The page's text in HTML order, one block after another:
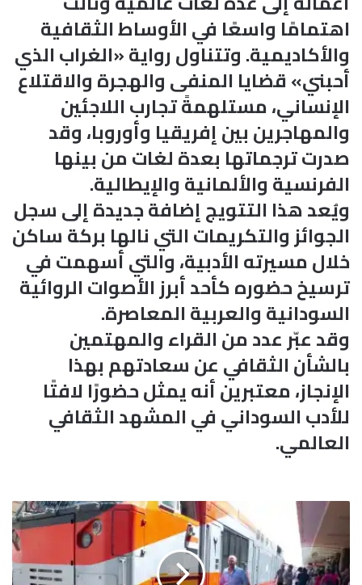
اهتمامًا واسعًا في الأوساط الثقافية
والأكاديمية. وتتناول رواية «الغراب الذي
أحبني» قضايا المنفى والهجرة والاقتلاع
الإنساني، مستلهمةً تجارب اللاجئين
والمهاجرين بين إفريقيا وأوروبا، وقد
صدرت ترجماتها بعدة لغات من بينها
الفرنسية والألمانية والإيطالية.
ويُعد هذا التتويج إضافة جديدة إلى سجل
الجوائز والتكريمات التي نالها بركة ساكن
خلال مسيرته الأدبية، والتي أسهمت في
ترسيخ حضوره كأحد أبرز الأصوات الروائية
السودانية والعربية المعاصرة.
وقد عبّر عدد من القراء والمهتمين
بالشأن الثقافي عن سعادتهم بهذا
الإنجاز، معتبرين أنه يمثل حضورًا لافتًا
للأدب السوداني في المشهد الثقافي
العالمي.
ق
ا
ر
(